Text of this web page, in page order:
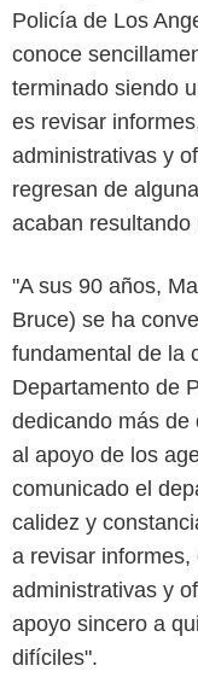
Policía de Los
conoce
terminado siendo
es revisar
administrativas y
regresan de
acaban resultando
"A sus 90 años,
Bruce) se ha
fundamental de la
Departamento de
dedicando más de
al apoyo de los
comunicado el
calidez y
a revisar
administrativas y
apoyo sincero a
difíciles".